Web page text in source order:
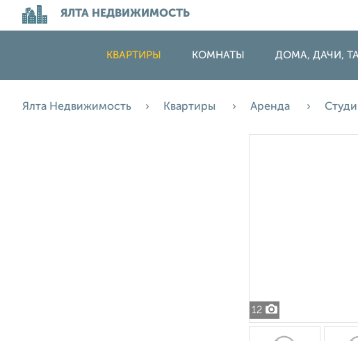
ЯЛТА НЕДВИЖИМОСТЬ
КВАРТИРЫ КОМНАТЫ ДОМА, ДАЧИ,
Ялта Недвижимость Квартиры Аренда
12